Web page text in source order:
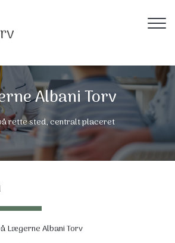
Albani Torv
rette sted, centralt placeret
Lægerne Albani Torv